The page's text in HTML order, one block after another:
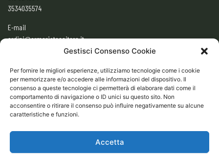
Gestisci Consenso Cookie
Per fornire le migliori esperienze, utilizziamo tecnologie come i cookie
per memorizzare e/o accedere alle informazioni del dispositivo. Il
consenso a queste tecnologie ci permetterà di elaborare dati come il
comportamento di navigazione o ID unici su questo sito. Non
acconsentire o ritirare il consenso può influire negativamente su alcune
caratteristiche e funzioni.
Accetta
3534035574
E-mail
ordini@armeriatessitore.it
armeriatessitore@gmail.com
ORARI
9:00 – 12:30
15:30 – 19:30